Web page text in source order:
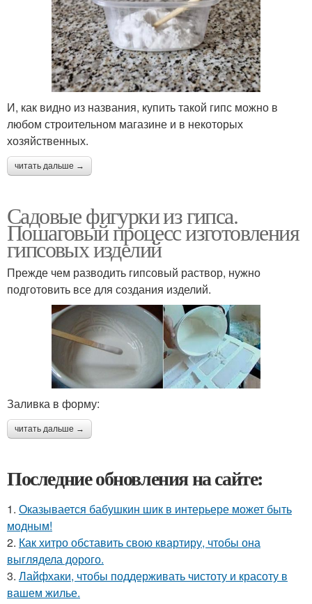
И, как видно из названия, купить такой гипс можно в
любом строительном магазине и в некоторых
хозяйственных.
читать дальше →
Садовые фигурки из гипса.
Пошаговый процесс изготовления
гипсовых изделий
Прежде чем разводить гипсовый раствор, нужно
подготовить все для создания изделий.
Заливка в форму:
читать дальше →
Последние обновления на сайте:
1. Оказывается бабушкин шик в интерьере может быть
модным!
2. Как хитро обставить свою квартиру, чтобы она
выглядела дорого.
3. Лайфхаки, чтобы поддерживать чистоту и красоту в
вашем жилье.